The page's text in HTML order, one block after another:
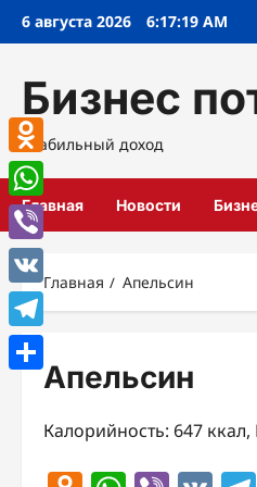
Перейти
6 августа 2026 6:17:19 AM
Бизнес
Стабильный доход
Главная Новости
Главная Апельсин
Апельсин
Калорийность: 647
Odnoklassniki
WhatsApp
Viber
VK
Telegram
Отправить